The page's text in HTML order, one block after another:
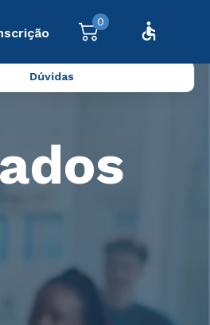
0
Dúvidas